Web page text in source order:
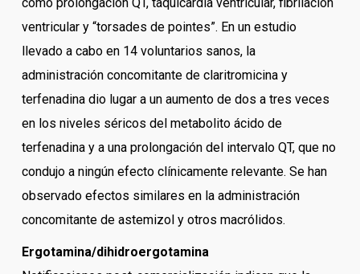
ventricular y “torsades de pointes”. En un estudio
llevado a cabo en 14 voluntarios sanos, la
administración concomitante de claritromicina y
terfenadina dio lugar a un aumento de dos a tres veces
en los niveles séricos del metabolito ácido de
terfenadina y a una prolongación del intervalo QT, que no
condujo a ningún efecto clínicamente relevante. Se han
observado efectos similares en la administración
concomitante de astemizol y otros macrólidos.
Ergotamina/dihidroergotamina